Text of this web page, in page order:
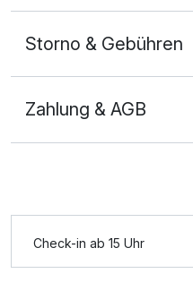
Storno & Gebühren
Zahlung & AGB
Check-in ab 15 Uhr